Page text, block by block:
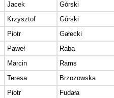
Jacek Górski
Krzysztof Górski
Piotr Gałecki
Paweł Raba
Marcin Rams
Teresa Brzozowska
Piotr Fudała